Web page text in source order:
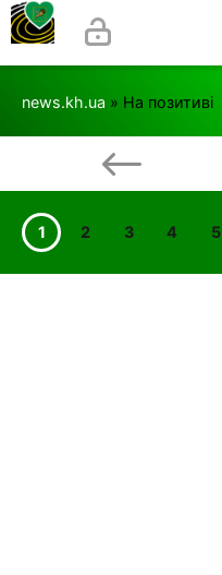
news.kh.ua » На позитиві
1 2 3 4 5